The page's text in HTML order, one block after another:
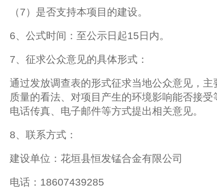
（7）是否支持本项目的建设。
6、公式时间：至公示日起15日内。
7、征求公众意见的具体形式：
通过发放调查表的形式征求当地公众意见，
质量的看法、对项目产生的环境影响能否接
电话传真、电子邮件等方式提出相关意见。
8、联系方式：
建设单位：花垣县恒发锰合金有限
电话：18607439285